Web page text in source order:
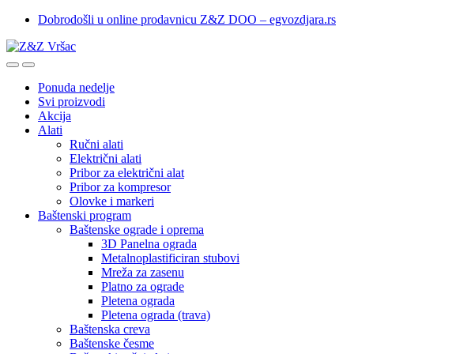
Skip
navigation
Skip
content
Dobrodošli u online prodavnicu Z&Z DOO – egvozdjara.rs
Ponuda nedelje
Svi proizvodi
Akcija
Alati
Ručni alati
Električni alati
Pribor za električni alat
Pribor za kompresor
Olovke i markeri
Baštenski program
Baštenske ograde i oprema
3D Panelna ograda
Metalnoplastificiran stubovi
Mreža za zasenu
Platno za ograde
Pletena ograda
Pletena ograda (trava)
Baštenska creva
Baštenske česme